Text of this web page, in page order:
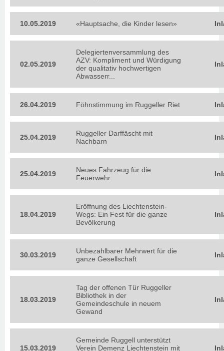
10.05.2019 «Hauptsache, die Kinder lesen»
02.05.2019
Delegiertenversammlung des
AZV: Kompliment und Würdigung
der qualitativ hochwertigen
Abwasserr...
26.04.2019 Föhnstimmung im Ruggeller Riet
25.04.2019
Ruggeller Darffäscht mit
Nachbarn
25.04.2019
Neues Fahrzeug für die
Feuerwehr
18.04.2019
Eröffnung des Liechtenstein-
Wegs: Ein Fest für die ganze
Bevölkerung
30.03.2019
Unbezahlbarer Mehrwert für die
ganze Gesellschaft
18.03.2019
Tag der offenen Tür Ruggeller
Bibliothek in der
Gemeindeschule in neuem
Gewand
15.03.2019
Gemeinde Ruggell unterstützt
Verein Demenz Liechtenstein mit